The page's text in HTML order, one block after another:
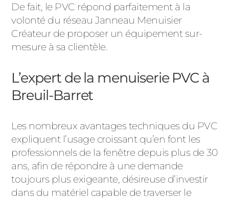
De fait, le PVC répond parfaitement à la
volonté du réseau Janneau Menuisier
Créateur de proposer un équipement sur-
mesure à sa clientèle.
L’expert de la menuiserie PVC à
Breuil-Barret
Les nombreux avantages techniques du PVC
expliquent l’usage croissant qu’en font les
professionnels de la fenêtre depuis plus de 30
ans, afin de répondre à une demande
toujours plus exigeante, désireuse d’investir
dans du matériel capable de traverser le
ACIER